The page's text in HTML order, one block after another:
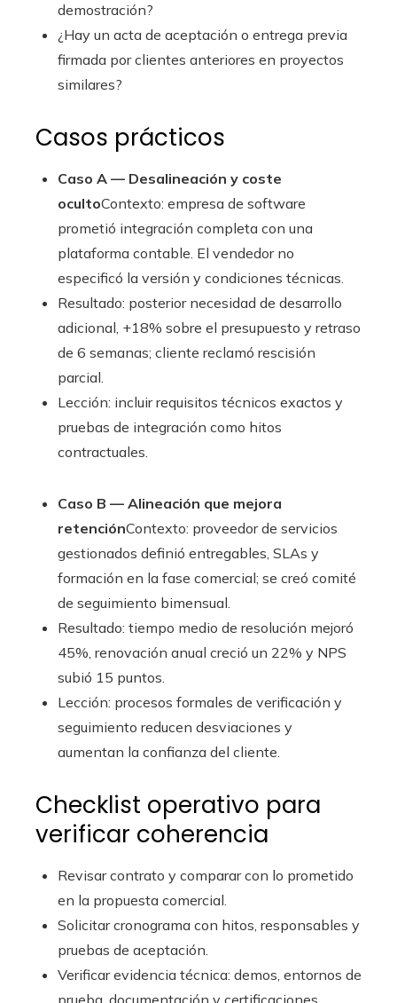
demostración?
¿Hay un acta de aceptación o entrega previa
firmada por clientes anteriores en proyectos
similares?
Casos prácticos
Caso A — Desalineación y coste
ocultoContexto: empresa de software
prometió integración completa con una
plataforma contable. El vendedor no
especificó la versión y condiciones técnicas.
Resultado: posterior necesidad de desarrollo
adicional, +18% sobre el presupuesto y retraso
de 6 semanas; cliente reclamó rescisión
parcial.
Lección: incluir requisitos técnicos exactos y
pruebas de integración como hitos
contractuales.
Caso B — Alineación que mejora
retenciónContexto: proveedor de servicios
gestionados definió entregables, SLAs y
formación en la fase comercial; se creó comité
de seguimiento bimensual.
Resultado: tiempo medio de resolución mejoró
45%, renovación anual creció un 22% y NPS
subió 15 puntos.
Lección: procesos formales de verificación y
seguimiento reducen desviaciones y
aumentan la confianza del cliente.
Checklist operativo para
verificar coherencia
Revisar contrato y comparar con lo prometido
en la propuesta comercial.
Solicitar cronograma con hitos, responsables y
pruebas de aceptación.
Verificar evidencia técnica: demos, entornos de
prueba, documentación y certificaciones.